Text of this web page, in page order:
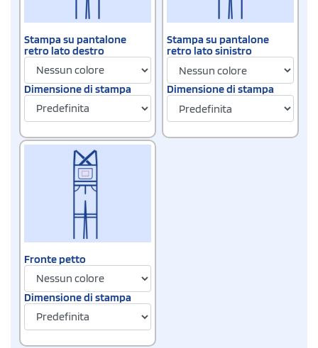
Stampa su pantalone
retro lato destro
Dimensione di stampa
Stampa su pantalone
retro lato sinistro
Dimensione di stampa
Fronte petto
Dimensione di stampa